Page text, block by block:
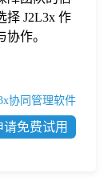
择 J2L3x 作
作。
协同管理软件
请免费试用